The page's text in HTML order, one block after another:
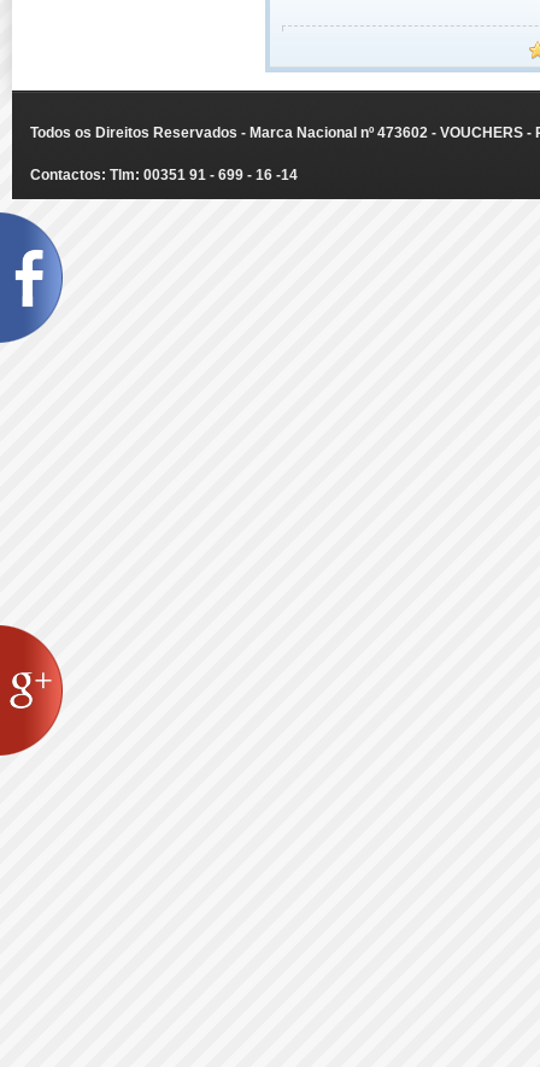
Todos os Direitos Reservados - Marca Nacional nº 473602 - VOUCHERS
Contactos: Tlm: 00351 91 - 699 - 16 -14